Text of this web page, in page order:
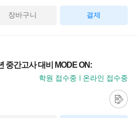
장바구니 결제
중간고사 대비 MODE ON:
학원 접수중 온라인 접수중